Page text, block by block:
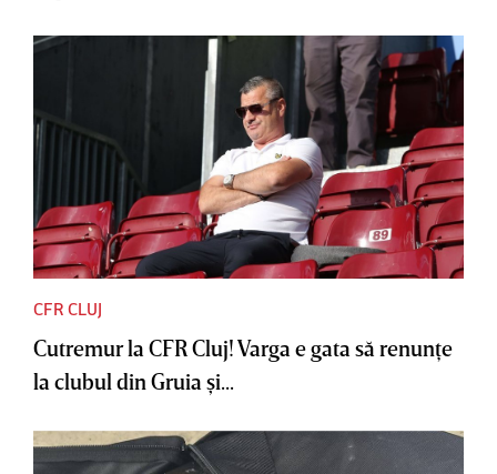
CFR CLUJ
Cutremur la CFR Cluj! Varga e gata să renunţe
la clubul din Gruia şi...